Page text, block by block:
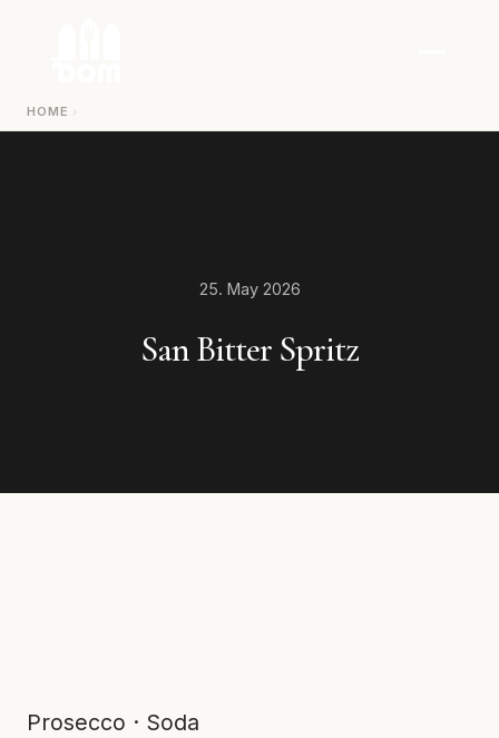
HOME
25. May 2026
San Bitter Spritz
Prosecco · Soda